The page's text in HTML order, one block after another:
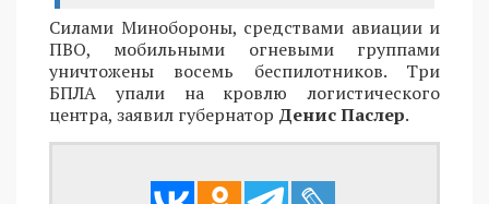
Силами Минобороны, средствами авиации и
ПВО, мобильными огневыми группами
уничтожены восемь беспилотников. Три
БПЛА упали на кровлю логистического
центра, заявил губернатор Денис Паслер.